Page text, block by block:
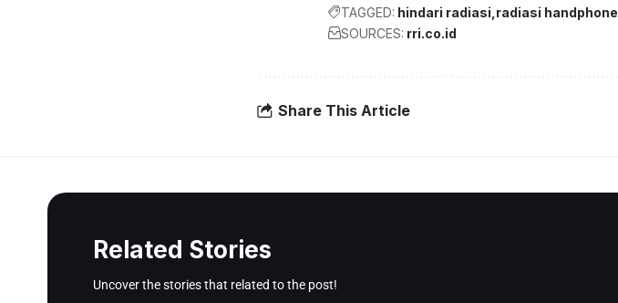
TAGGED: hindari radiasi radiasi handphone
SOURCES: rri.co.id
Share This Article
Related Stories
Uncover the stories that related to the post!